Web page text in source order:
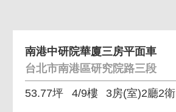
南港中研院華廈三房平面車
台北市南港區研究院路三段
53.77坪 4/9樓 3房(室)2廳2衛